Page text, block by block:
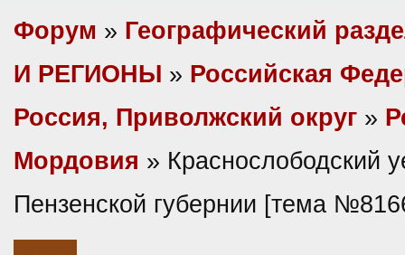
Форум » Географический
И РЕГИОНЫ » Российская
Россия, Приволжский округ »
Мордовия » Краснослободский
Пензенской губернии [тема